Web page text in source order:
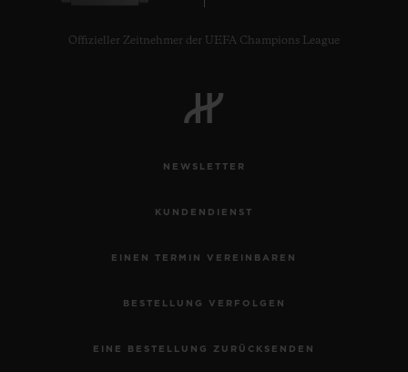
Offizieller Zeitnehmer der UEFA Champions League
NEWSLETTER
KUNDENDIENST
EINEN TERMIN VEREINBAREN
BESTELLUNG VERFOLGEN
EINE BESTELLUNG ZURÜCKSENDEN